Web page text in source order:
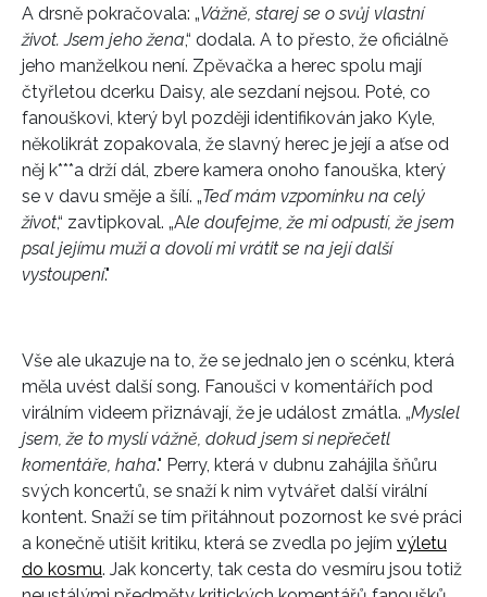
A drsně pokračovala: „Vážně, starej se o svůj vlastní
život. Jsem jeho žena,“ dodala. A to přesto, že oficiálně
jeho manželkou není. Zpěvačka a herec spolu mají
čtyřletou dcerku Daisy, ale sezdaní nejsou. Poté, co
fanouškovi, který byl později identifikován jako Kyle,
několikrát zopakovala, že slavný herec je její a aťse od
něj k***a drží dál, zbere kamera onoho fanouška, který
se v davu směje a šílí. „Teď mám vzpomínku na celý
život,“ zavtipkoval. „Ale doufejme, že mi odpustí, že jsem
psal jejímu muži a dovolí mi vrátit se na její další
vystoupení."
Vše ale ukazuje na to, že se jednalo jen o scénku, která
měla uvést další song. Fanoušci v komentářích pod
virálním videem přiznávají, že je událost zmátla. „Myslel
jsem, že to myslí vážně, dokud jsem si nepřečetl
komentáře, haha." Perry, která v dubnu zahájila šňůru
svých koncertů, se snaží k nim vytvářet další virální
kontent. Snaží se tím přitáhnout pozornost ke své práci
a konečně utišit kritiku, která se zvedla po jejím výletu
do kosmu. Jak koncerty, tak cesta do vesmíru jsou totiž